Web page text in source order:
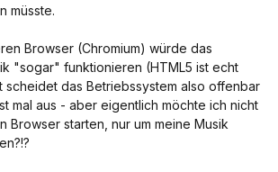
müsste.
Browser (Chromium) würde das
"sogar" funktionieren (HTML5 ist echt
scheidet das Betriebssystem also offenbar
mal aus - aber eigentlich möchte ich nicht
Browser starten, nur um meine Musik